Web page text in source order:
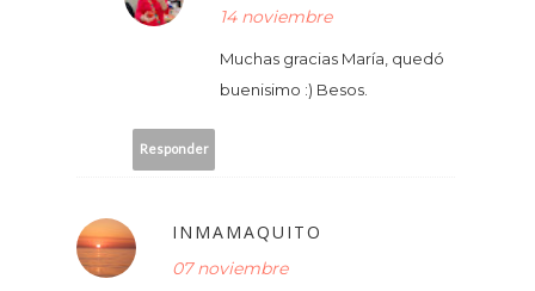
14 noviembre
Muchas gracias María, quedó
buenisimo :) Besos.
Responder
INMAMAQUITO
07 noviembre